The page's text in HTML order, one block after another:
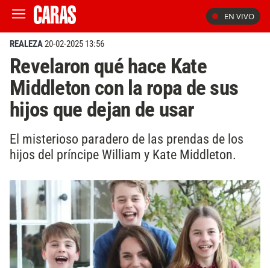
EN VIVO
REALEZA20-02-2025 13:56
Revelaron qué hace Kate
Middleton con la ropa de sus
hijos que dejan de usar
El misterioso paradero de las prendas de los
hijos del príncipe William y Kate Middleton.